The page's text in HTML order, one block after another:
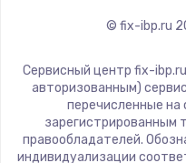
© fix-ibp.ru
Сервисный центр fix-
авторизованным)
перечисленные на
зарегистрированным
правообладателей.
индивидуализации